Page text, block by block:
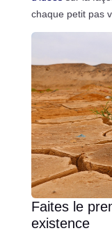
chaque petit pas
Faites le
existence